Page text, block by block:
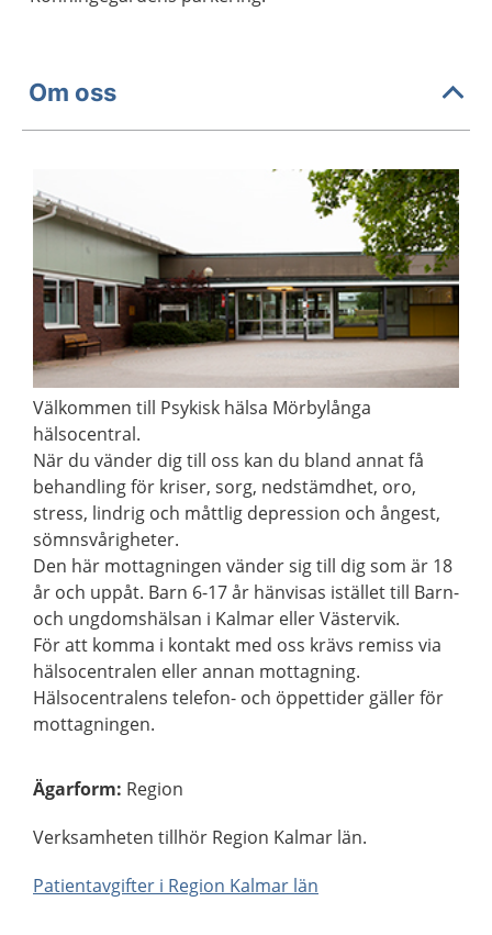
Om oss
Välkommen till Psykisk hälsa Mörbylånga
hälsocentral.
När du vänder dig till oss kan du bland annat få
behandling för kriser, sorg, nedstämdhet, oro,
stress, lindrig och måttlig depression och ångest,
sömnsvårigheter.
Den här mottagningen vänder sig till dig som är 18
år och uppåt. Barn 6-17 år hänvisas istället till Barn-
och ungdomshälsan i Kalmar eller Västervik.
För att komma i kontakt med oss krävs remiss via
hälsocentralen eller annan mottagning.
Hälsocentralens telefon- och öppettider gäller för
mottagningen.
Ägarform: Region
Verksamheten tillhör Region Kalmar län.
Patientavgifter i Region Kalmar län